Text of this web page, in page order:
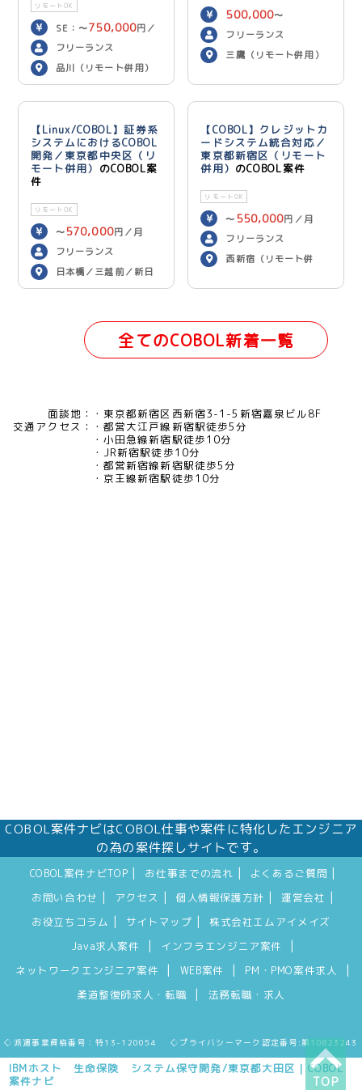
IBMホスト 生命保険 システム保守開発/東京都大田区｜COBOL
案件ナビ
リモートOK
SE：〜750,000円／
月 PG：〜700,000
／月
フリーランス
品川（リモート併用）
500,000〜
600,000 円／月
フリーランス
三鷹（リモート併用）
【Linux/COBOL】証券系
システムにおけるCOBOL
開発／東京都中央区（リ
モート併用） のCOBOL案
件
リモートOK
〜 570,000円／月
フリーランス
日本橋／三越前／新日
本橋（リモート併用）
【COBOL】クレジットカ
ードシステム統合対応／
東京都新宿区（リモート
併用） のCOBOL案件
リモートOK
〜 550,000円／月
フリーランス
西新宿（リモート併
全てのCOBOL新着一覧
面談地：
東京都新宿区西新宿3-1-5新宿嘉泉ビル8F
交通アクセス：
都営大江戸線新宿駅徒歩5分
小田急線新宿駅徒歩10分
JR新宿駅徒歩10分
都営新宿線新宿駅徒歩5分
京王線新宿駅徒歩10分
COBOL案件ナビはCOBOL仕事や案件に特化したエンジニア
の為の案件探しサイトです。
TOP
COBOL案件ナビTOP お仕事までの流れ よくあるご質問
お問い合わせ アクセス 個人情報保護方針 運営会社
お役立ちコラム サイトマップ
株式会社エムアイメイズ
Java求人案件
インフラエンジニア案件
ネットワークエンジニア案件 WEB案件 PM・PMO案件求人
柔道整復師求人・転職 法務転職・求人
◇派遣事業資格番号：特13-120054 ◇プライバシーマーク認定番号:第10823243